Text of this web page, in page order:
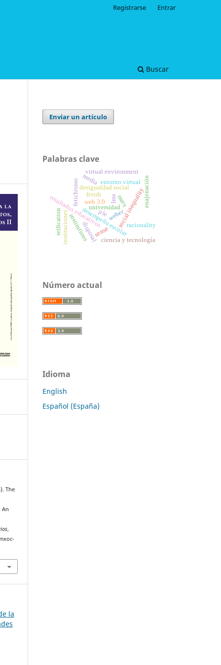
Buscar
Registrarse Entrar
The
An
,
la
Enviar un artículo
Palabras clave
universidad
fetichismo
resultados educativosdesempeño escolarsocial inequality
desigualdad social
racionality
weber
institutions
instituciones
fetish
disposal
reification
enajenación
marx
media
ciencia y tecnología
virtual environment
ple
lms
entorno virtual
web 3.0
sense
Número actual
Idioma
English
Español (España)